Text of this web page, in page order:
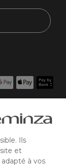
ou 4x par CB